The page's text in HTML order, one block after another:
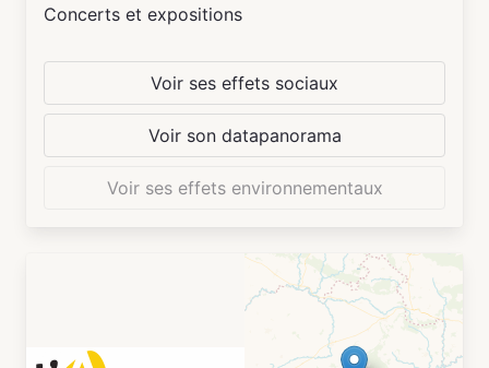
Concerts et expositions
Voir ses effets sociaux
Voir son datapanorama
Voir ses effets environnementaux